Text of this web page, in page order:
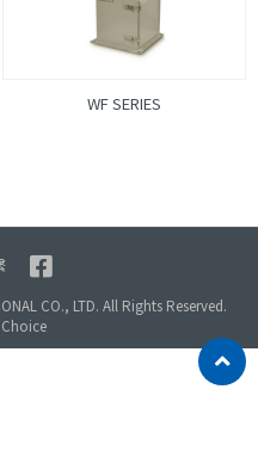
WF SERIES
CO., LTD. All Rights Reserved.
Choice